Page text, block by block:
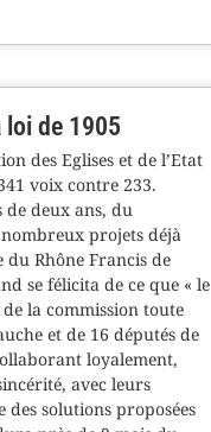
de 1905
des Eglises et de l’Etat
voix contre 233.
de deux ans, du
projets déjà
du Rhône Francis de
se félicita de ce que « le
la commission toute
et de 16 députés de
loyalement,
avec leurs
solutions proposées